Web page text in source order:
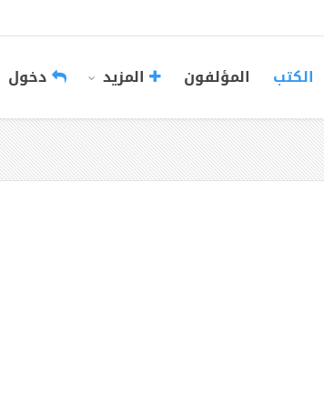
الكتب المؤلفون المزيد دخول